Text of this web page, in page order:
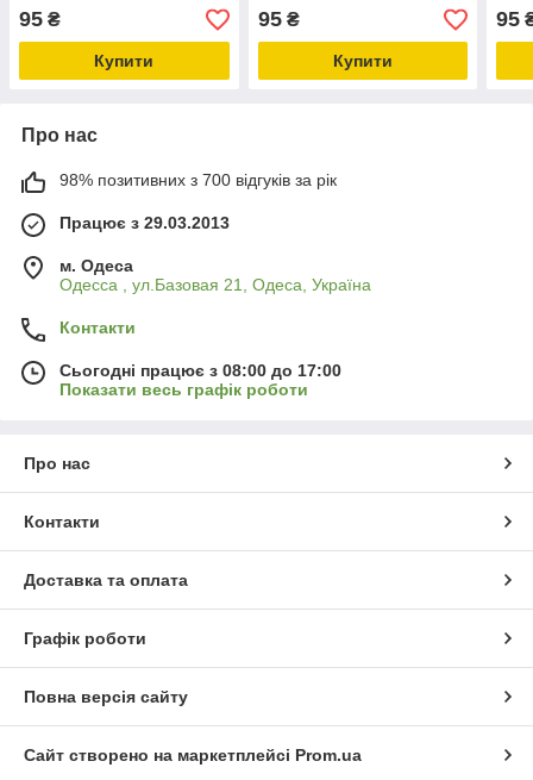
95 ₴
Купити
95₴
Купити
95
Про нас
98% позитивних з 700 відгуків за рік
Працює з 29.03.2013
м. Одеса
Одесса , ул.Базовая 21, Одеса, Україна
Контакти
Сьогодні працює з 08:00 до 17:00
Показати весь графік роботи
Про нас
Контакти
Доставка та оплата
Графік роботи
Повна версія сайту
Сайт створено на маркетплейсі Prom.ua